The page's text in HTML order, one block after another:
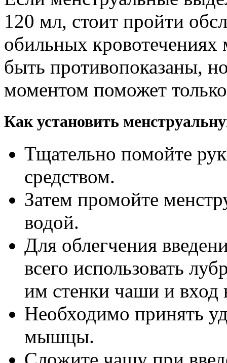
120 мл, стоит пройти
обильных
быть противопоказаны,
моментом поможет
Как установить
Тщательно помойте
средством.
Затем промойте
водой.
Для облегчения
всего использовать
им стенки чаши и вход
Необходимо принять
мышцы.